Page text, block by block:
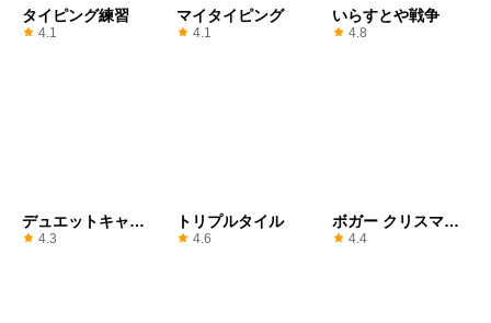
タイピング練習
4.1
マイタイピング
4.1
いらすとや戦争
4.8
デュエットキャッ
ツ 4.3
トリプルタイル
4.6
ボガー クリスマス
ツリー
4.4